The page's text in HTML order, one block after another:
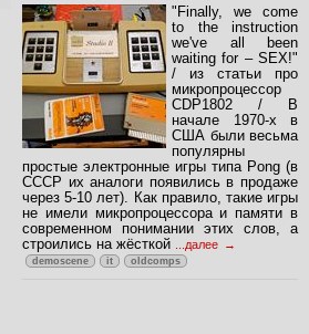
"Finally, we come
to the instruction
we've all been
waiting for – SEX!"
/ из статьи про
микропроцессор
CDP1802 / В
начале 1970-х в
США были весьма
популярны
простые электронные игры типа Pong (в
СССР их аналоги появились в продаже
через 5-10 лет). Как правило, такие игры
не имели микропроцессора и памяти в
современном понимании этих слов, а
строились на жёсткой
...далее
demoscene it oldcomps